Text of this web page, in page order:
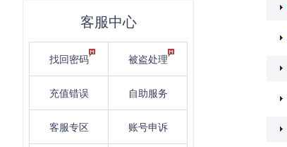
客服中心
找回密码 被盗处理
充值错误 自助服务
客服专区 账号申诉